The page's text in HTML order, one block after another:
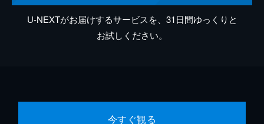
U-NEXTがお届けするサービスを、31日間ゆっくりと
お試しください。
今すぐ観る